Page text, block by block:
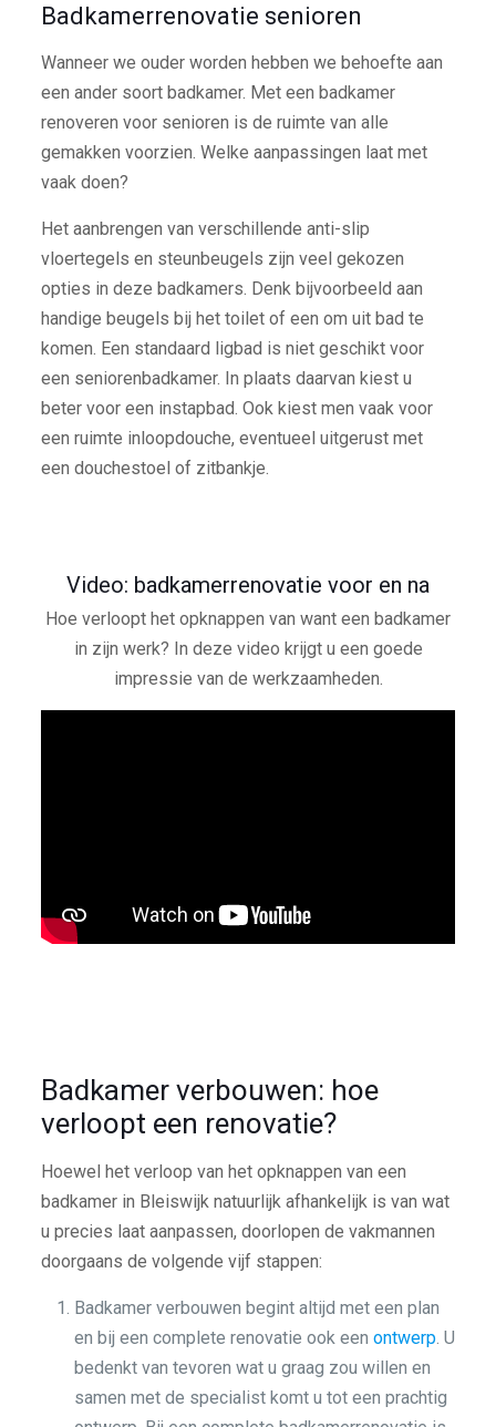
Badkamerrenovatie senioren
Wanneer we ouder worden hebben we behoefte aan
een ander soort badkamer. Met een badkamer
renoveren voor senioren is de ruimte van alle
gemakken voorzien. Welke aanpassingen laat met
vaak doen?
Het aanbrengen van verschillende anti-slip
vloertegels en steunbeugels zijn veel gekozen
opties in deze badkamers. Denk bijvoorbeeld aan
handige beugels bij het toilet of een om uit bad te
komen. Een standaard ligbad is niet geschikt voor
een seniorenbadkamer. In plaats daarvan kiest u
beter voor een instapbad. Ook kiest men vaak voor
een ruimte inloopdouche, eventueel uitgerust met
een douchestoel of zitbankje.
Video: badkamerrenovatie voor en na
Hoe verloopt het opknappen van want een badkamer
in zijn werk? In deze video krijgt u een goede
impressie van de werkzaamheden.
Badkamer verbouwen: hoe
verloopt een renovatie?
Hoewel het verloop van het opknappen van een
badkamer in Bleiswijk natuurlijk afhankelijk is van wat
u precies laat aanpassen, doorlopen de vakmannen
doorgaans de volgende vijf stappen:
Badkamer verbouwen begint altijd met een plan
en bij een complete renovatie ook een ontwerp. U
bedenkt van tevoren wat u graag zou willen en
samen met de specialist komt u tot een prachtig